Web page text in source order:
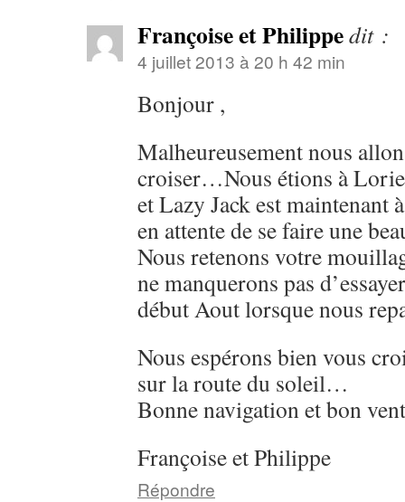
Françoise et Philippedit :
4 juillet 2013 à 20 h 42 min
Bonjour ,
Malheureusement nous
croiser…Nous étions à
et Lazy Jack est maintenant
en attente de se faire une
Nous retenons votre
ne manquerons pas
début Aout lorsque nous
Nous espérons bien vous
sur la route du soleil…
Bonne navigation et bon
Françoise et Philippe
Répondre